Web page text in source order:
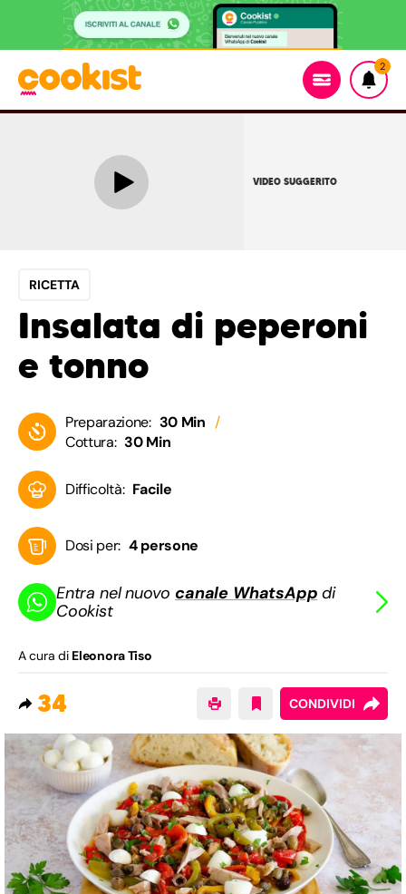
2
VIDEO SUGGERITO
RICETTA
Insalata di peperoni
e tonno
Preparazione: 30 Min
Cottura: 30 Min
Difficoltà: Facile
Dosi per: 4 persone
Entra nel nuovocanale WhatsApp di
Cookist
A cura di Eleonora Tiso
34 CONDIVIDI